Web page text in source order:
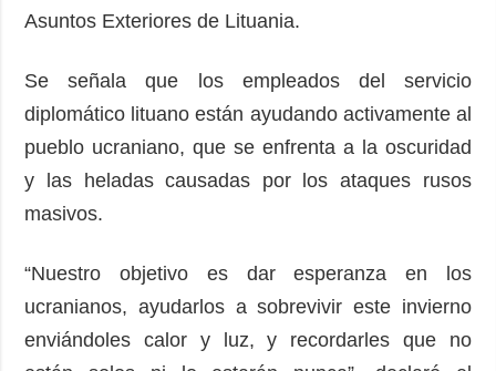
Asuntos Exteriores de Lituania.
Se señala que los empleados del servicio
diplomático lituano están ayudando activamente al
pueblo ucraniano, que se enfrenta a la oscuridad
y las heladas causadas por los ataques rusos
masivos.
“Nuestro objetivo es dar esperanza en los
ucranianos, ayudarlos a sobrevivir este invierno
enviándoles calor y luz, y recordarles que no